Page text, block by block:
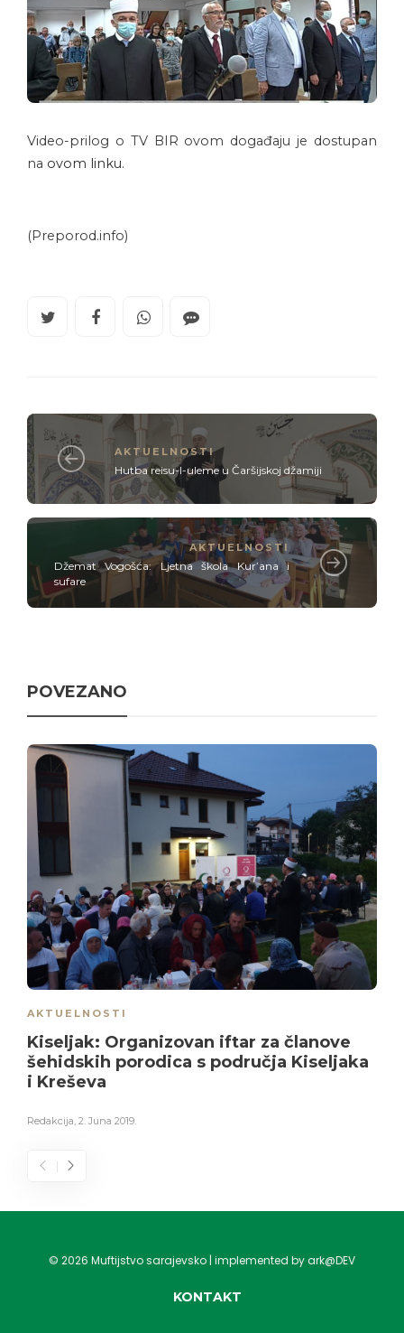
Video-prilog o TV BIR ovom događaju je dostupan
na ovom linku.
(Preporod.info)
AKTUELNOSTI
Hutba reisu-l-uleme u Čaršijskoj džamiji
AKTUELNOSTI
Džemat Vogošća: Ljetna škola Kur’ana i
sufare
POVEZANO
AKTUELNOSTI
Kiseljak: Organizovan iftar za članove
šehidskih porodica s područja Kiseljaka
i Kreševa
Redakcija, 2. Juna 2019.
© 2026 Muftijstvo sarajevsko | implemented by ark@DEV
KONTAKT